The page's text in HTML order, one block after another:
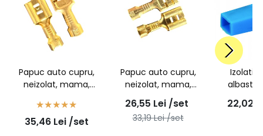
Papuc auto cupru,
neizolat, mama,
fir de 1,5mm2 -
100buc/set
35,46 Lei /set
Papuc auto cupru,
neizolat, mama,
latime 6,3mm, pentru
fir de 0,5-1,0mm2 -
100buc/set
26,55 Lei /set
33,19Lei /set
Izolatie
-
22,02